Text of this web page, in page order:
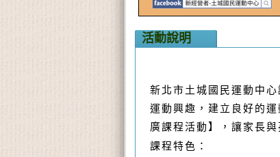
活動說明
新北市土城國民運動中
運動興趣，建立良好的
廣課程活動】，讓家長
課程特色：